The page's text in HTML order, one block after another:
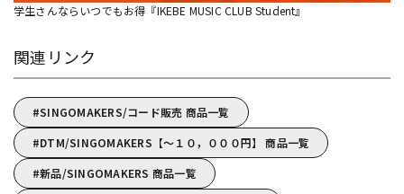
学生さんならいつでもお得『IKEBE MUSIC CLUB Student』
関連リンク
SINGOMAKERS/コード販売 商品一覧
DTM/SINGOMAKERS【～１０，０００円】 商品一覧
新品/SINGOMAKERS 商品一覧